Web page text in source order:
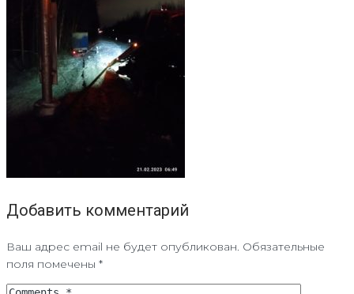
Добавить комментарий
Ваш адрес email не будет опубликован. Обязательные
поля помечены *